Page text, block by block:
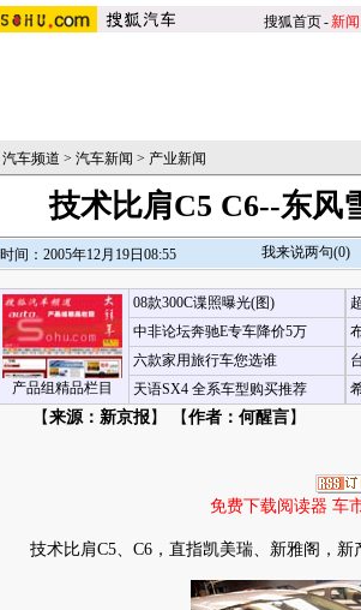
搜狐首页-新闻
汽车频道 > 汽车新闻 > 产业新闻
技术比肩C5 C6--东风
时间：2005年12月19日08:55 我来说两句(0)
产品组精品栏目
08款300C谍照曝光(图)
中非论坛奔驰E专车降价5万
六款家用旅行车您选谁
天语SX4 全系车型购买推荐
【来源：新京报】 【作者：何醒言】
免费下载阅读器 车
技术比肩C5、 C6 ，直指凯美瑞、新雅阁 ，